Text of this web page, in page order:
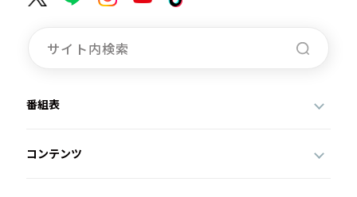
番組表
コンテンツ